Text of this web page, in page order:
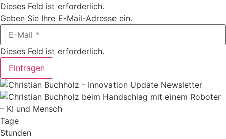
Dieses Feld ist erforderlich.
Geben Sie Ihre E-Mail-Adresse ein.
Dieses Feld ist erforderlich.
Eintragen
Tage
Stunden